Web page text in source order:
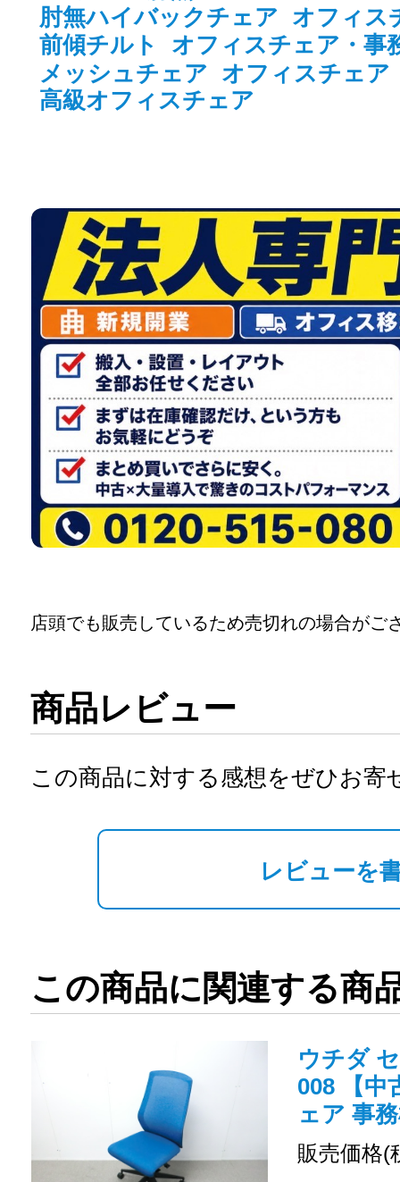
肘無ハイバックチェア オフィス
前傾チルト
オフィスチェア・事
メッシュチェア オフィスチェア
高級オフィスチェア
店頭でも販売しているため売切れの場合がご
商品レビュー
この商品に対する感想をぜひお寄
レビューを
この商品に関連する商
ウチダ
008 【中
ェア 事
販売価格(